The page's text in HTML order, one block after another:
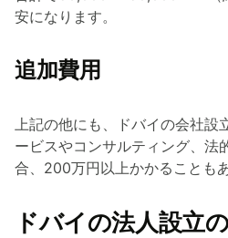
安になります。
追加費用
上記の他にも、ドバイの会社
ービスやコンサルティング、法
合、200万円以上かかることも
ドバイの法人設立